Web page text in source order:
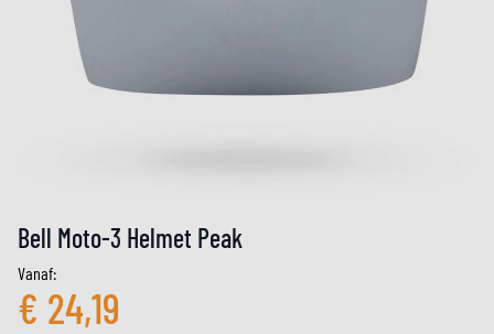
Bell Moto-3 Helmet Peak
Vanaf:
€ 24,19